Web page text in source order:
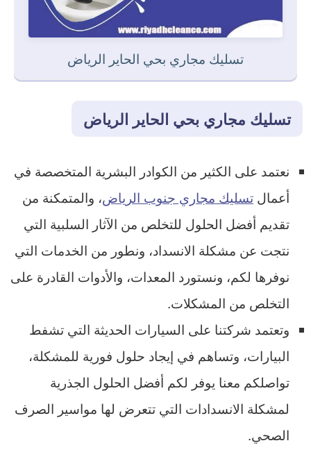
تسليك مجاري بحي الحاير الرياض
تسليك مجاري بحي الحاير الرياض
نعتمد على الكثير من الكوادر البشرية المتخصصة في
أعمال تسليك مجاري جنوب الرياض، والمتمكنة من
تقديم أفضل الحلول للتخلص من الآثار السلبية التي
نتجت عن مشكلة الانسداد، ونطور من الخدمات التي
نوفرها لكم، ونستورد المعدات، والأدوات القادرة على
التخلص من المشكلات.
وتعتمد شركتنا على السيارات الحديثة التي تشفط
البيارات، وتساهم في إيجاد حلول فورية للمشكلة،
تواصلكم معنا يوفر لكم أفضل الحلول الجذرية
لمشكلة الانسدادات التي تتعرض لها مواسير الصرف
الصحي.